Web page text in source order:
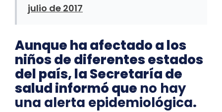
julio de 2017
Aunque ha afectado a los
niños de diferentes estados
del país, la Secretaría de
salud informó que no hay
una alerta epidemiológica.